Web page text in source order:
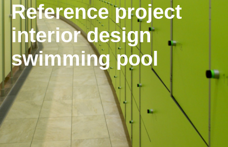
Reference project
interior design
swimming pool